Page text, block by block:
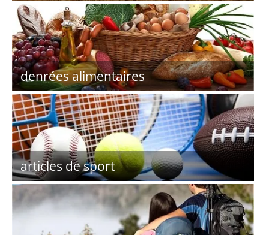
denrées alimentaires
articles de sport